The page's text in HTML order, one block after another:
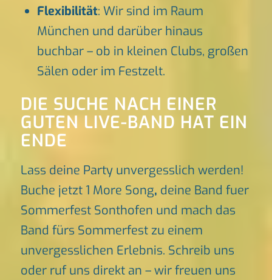
Flexibilität: Wir sind im Raum
München und darüber hinaus
buchbar – ob in kleinen Clubs, großen
Sälen oder im Festzelt.
DIE SUCHE NACH EINER
GUTEN LIVE-BAND HAT EIN
ENDE
Lass deine Party unvergesslich werden!
Buche jetzt 1 More Song, deine Band fuer
Sommerfest Sonthofen und mach das
Band fürs Sommerfest zu einem
unvergesslichen Erlebnis. Schreib uns
oder ruf uns direkt an – wir freuen uns